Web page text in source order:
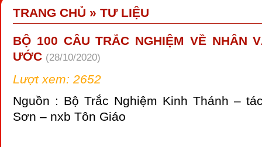
TRANG CHỦ » TƯ LIỆU
BỘ 100 CÂU TRẮC NGHIỆM VỀ NHÂN
ƯỚC (28/10/2020)
Lượt xem: 2652
Nguồn : Bộ Trắc Nghiệm Kinh Thánh –
Sơn – nxb Tôn Giáo